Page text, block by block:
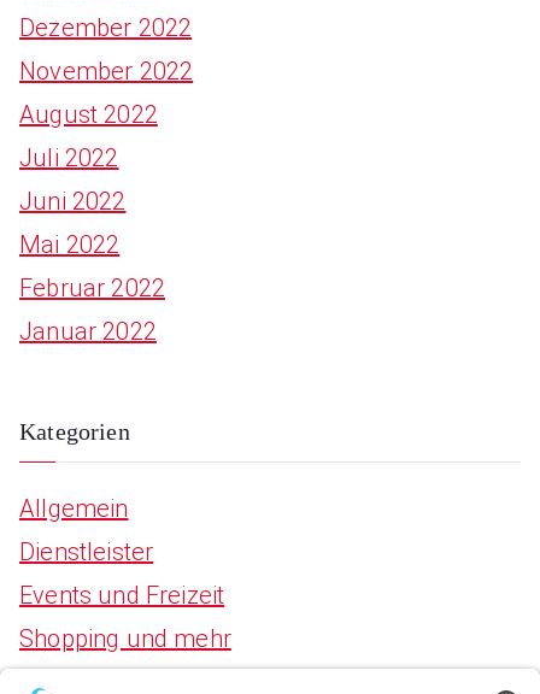
Dezember 2022
November 2022
August 2022
Juli 2022
Juni 2022
Mai 2022
Februar 2022
Januar 2022
Kategorien
Allgemein
Dienstleister
Events und Freizeit
Shopping und mehr